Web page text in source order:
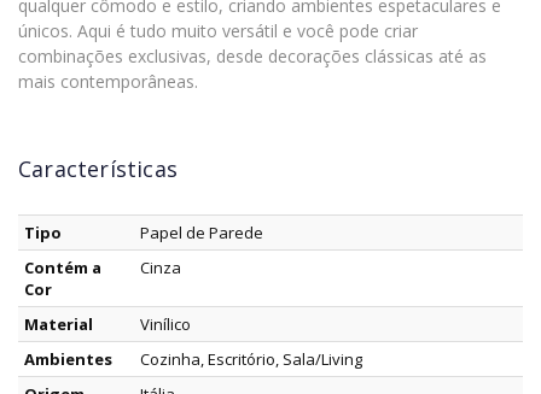
qualquer cômodo e estilo, criando ambientes espetaculares e
únicos. Aqui é tudo muito versátil e você pode criar
combinações exclusivas, desde decorações clássicas até as
mais contemporâneas.
Características
Tipo
Papel de Parede
Contém a
Cor
Cinza
Material
Vinílico
Ambientes
Cozinha, Escritório, Sala/Living